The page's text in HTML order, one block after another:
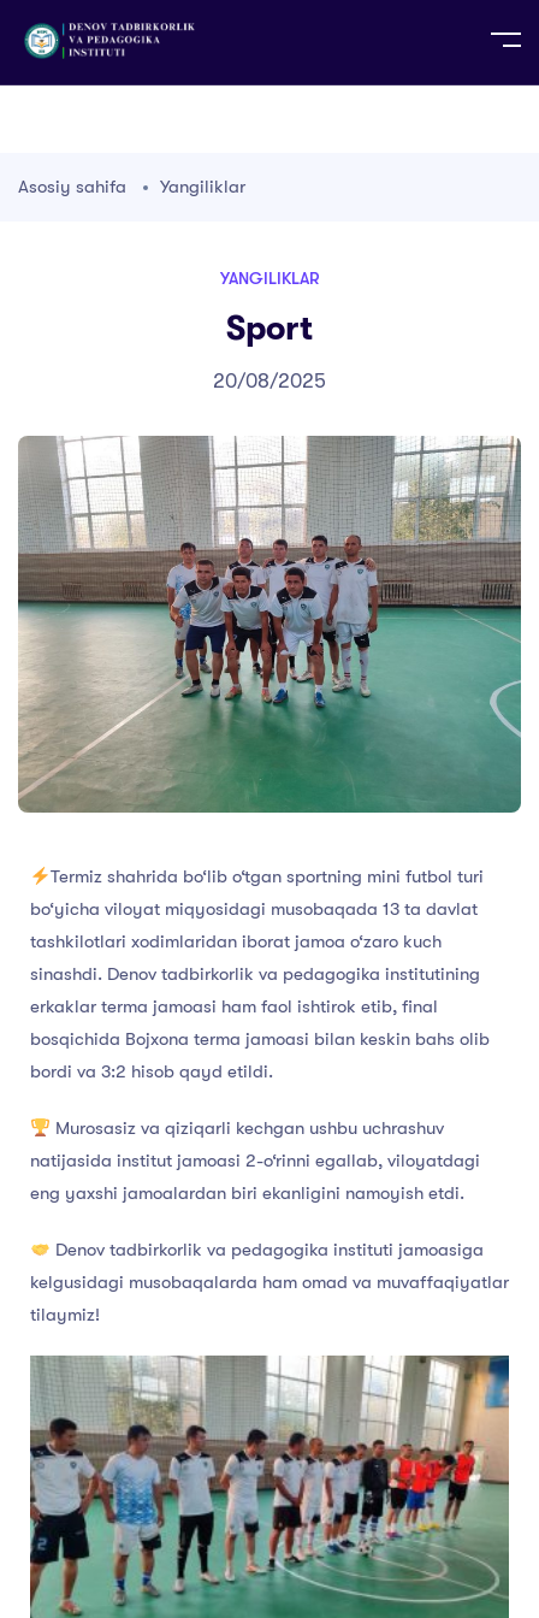
TG TR
Asosiy sahifa Yangiliklar
YANGILIKLAR
Sport
20/08/2025
Termiz shahrida bo‘lib o‘tgan sportning mini futbol turi
bo‘yicha viloyat miqyosidagi musobaqada 13 ta davlat
tashkilotlari xodimlaridan iborat jamoa o‘zaro kuch
sinashdi. Denov tadbirkorlik va pedagogika institutining
erkaklar terma jamoasi ham faol ishtirok etib, final
bosqichida Bojxona terma jamoasi bilan keskin bahs olib
bordi va 3:2 hisob qayd etildi.
Murosasiz va qiziqarli kechgan ushbu uchrashuv
natijasida institut jamoasi 2-o‘rinni egallab, viloyatdagi
eng yaxshi jamoalardan biri ekanligini namoyish etdi.
Denov tadbirkorlik va pedagogika instituti jamoasiga
kelgusidagi musobaqalarda ham omad va muvaffaqiyatlar
tilaymiz!